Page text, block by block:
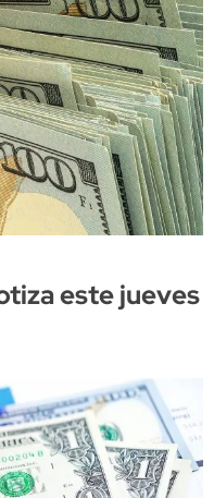
este jueves